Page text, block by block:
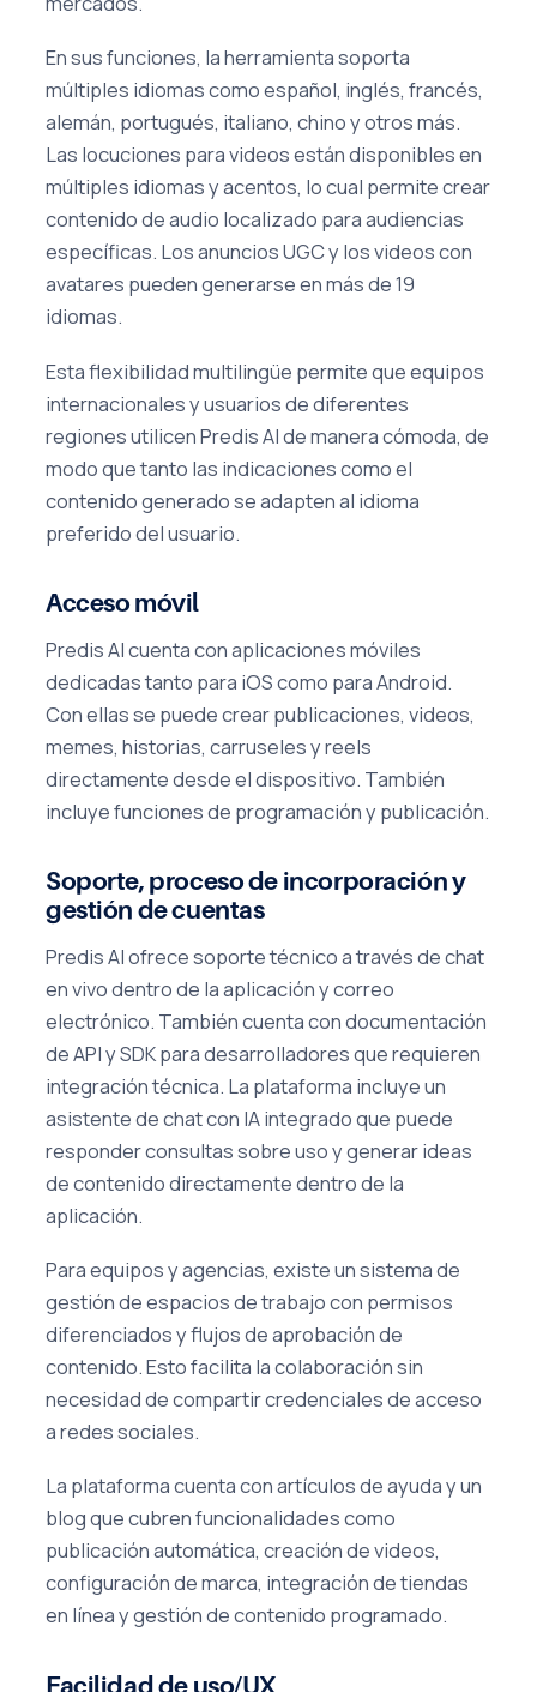
En sus funciones, la herramienta soporta
múltiples idiomas como español, inglés, francés,
alemán, portugués, italiano, chino y otros más.
Las locuciones para videos están disponibles en
múltiples idiomas y acentos, lo cual permite crear
contenido de audio localizado para audiencias
específicas. Los anuncios UGC y los videos con
avatares pueden generarse en más de 19
idiomas.
Esta flexibilidad multilingüe permite que equipos
internacionales y usuarios de diferentes
regiones utilicen Predis AI de manera cómoda, de
modo que tanto las indicaciones como el
contenido generado se adapten al idioma
preferido del usuario.
Acceso móvil
Predis AI cuenta con aplicaciones móviles
dedicadas tanto para iOS como para Android.
Con ellas se puede crear publicaciones, videos,
memes, historias, carruseles y reels
directamente desde el dispositivo. También
incluye funciones de programación y publicación.
Soporte, proceso de incorporación y
gestión de cuentas
Predis AI ofrece soporte técnico a través de chat
en vivo dentro de la aplicación y correo
electrónico. También cuenta con documentación
de API y SDK para desarrolladores que requieren
integración técnica. La plataforma incluye un
asistente de chat con IA integrado que puede
responder consultas sobre uso y generar ideas
de contenido directamente dentro de la
aplicación.
Para equipos y agencias, existe un sistema de
gestión de espacios de trabajo con permisos
diferenciados y flujos de aprobación de
contenido. Esto facilita la colaboración sin
necesidad de compartir credenciales de acceso
a redes sociales.
La plataforma cuenta con artículos de ayuda y un
blog que cubren funcionalidades como
publicación automática, creación de videos,
configuración de marca, integración de tiendas
en línea y gestión de contenido programado.
Facilidad de uso/UX